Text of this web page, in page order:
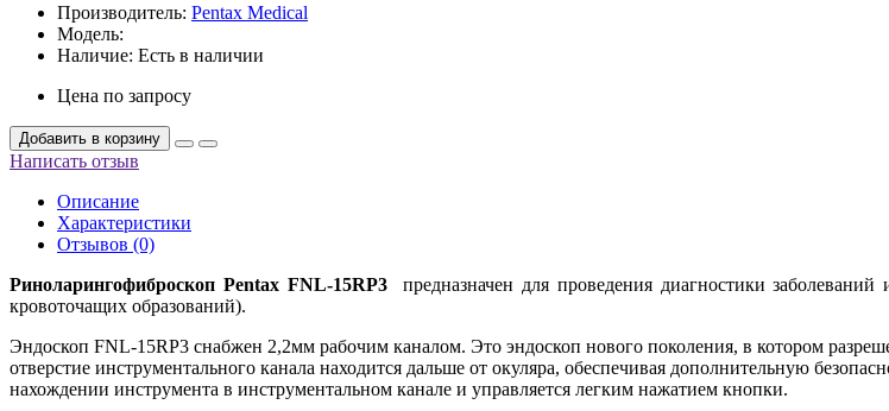
Производитель: Pentax Medical
Модель:
Наличие: Есть в наличии
Цена по запросу
Добавить в корзину
Написать отзыв
Описание
Характеристики
Отзывов (0)
Риноларингофиброскоп Pentax FNL-15RP3предназначен для проведения диагностики заболеваний
кровоточащих образований).
Эндоскоп FNL-15RP3 снабжен 2,2мм рабочим каналом. Это эндоскоп нового поколения, в котором
отверстие инструментального канала находится дальше от окуляра, обеспечивая дополнительную
нахождении инструмента в инструментальном канале и управляется легким нажатием кнопки.